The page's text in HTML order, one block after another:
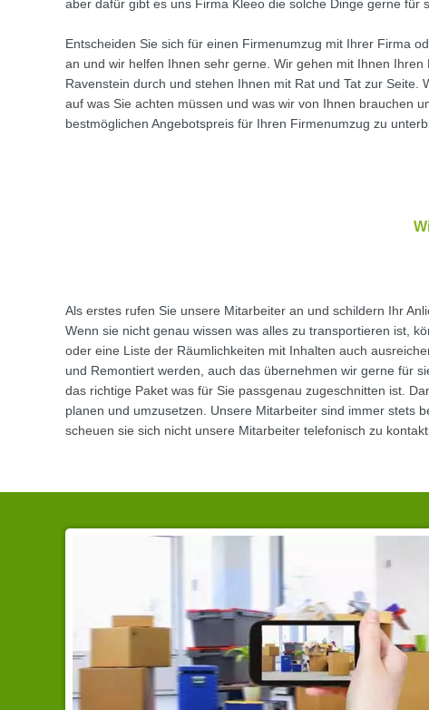
aber dafür gibt es uns Firma Kleeo die solche Dinge gerne für
Entscheiden Sie sich für einen Firmenumzug mit Ihrer Firma
an und wir helfen Ihnen sehr gerne. Wir gehen mit Ihnen Ihren
Ravenstein durch und stehen Ihnen mit Rat und Tat zur Seite.
auf was Sie achten müssen und was wir von Ihnen brauchen
bestmöglichen Angebotspreis für Ihren Firmenumzug zu
Als erstes rufen Sie unsere Mitarbeiter an und schildern Ihr
Wenn sie nicht genau wissen was alles zu transportieren ist,
oder eine Liste der Räumlichkeiten mit Inhalten auch
und Remontiert werden, auch das übernehmen wir gerne für
das richtige Paket was für Sie passgenau zugeschnitten ist.
planen und umzusetzen. Unsere Mitarbeiter sind immer stets
scheuen sie sich nicht unsere Mitarbeiter telefonisch zu